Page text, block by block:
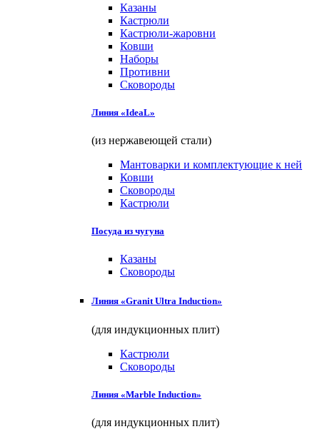
Казаны
Кастрюли
Кастрюли-жаровни
Ковши
Наборы
Противни
Сковороды
Линия «IdeaL»
(из нержавеющей стали)
Мантоварки и комплектующие к ней
Ковши
Сковороды
Кастрюли
Посуда из чугуна
Казаны
Сковороды
Линия «Granit Ultra Induction»
(для индукционных плит)
Кастрюли
Сковороды
Линия «Marble Induction»
(для индукционных плит)